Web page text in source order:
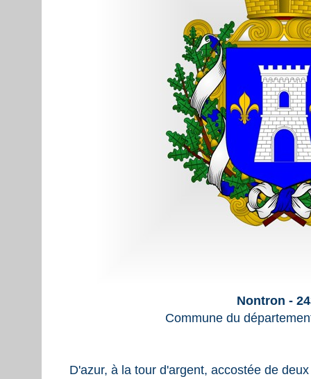
Nontron -
Commune du
D'azur, à la tour d'argent, accostée de